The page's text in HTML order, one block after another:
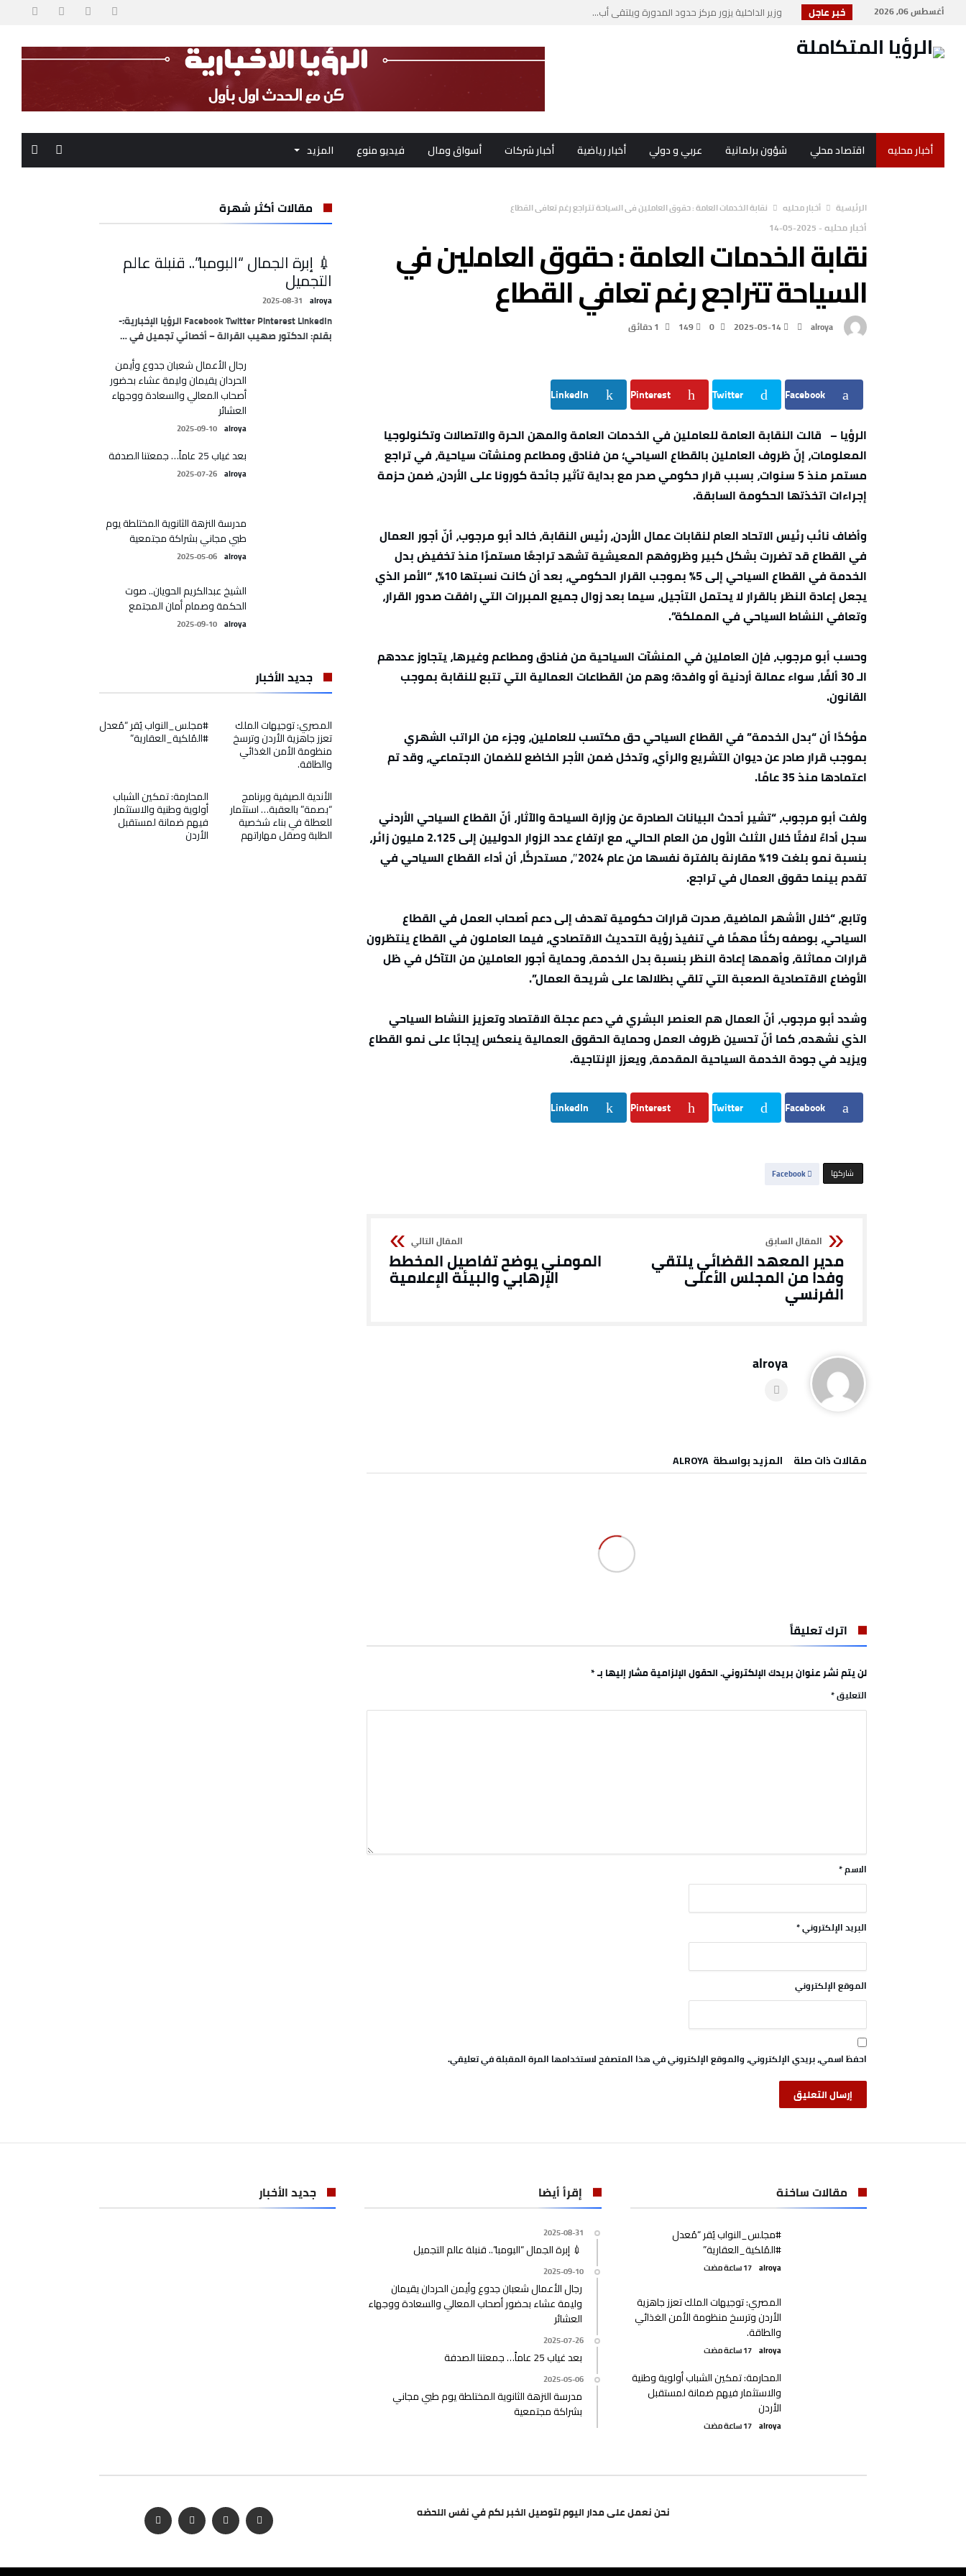
أغسطس 06, 2026 خبر عاجل
وزير الداخلية يزور مركز حدود المدورة ويلتقي أب...
أخبار محليه اقتصاد محلي شؤون برلمانية عربي و دولي أخبار رياضية أخبار شركات أسواق ومال فيديو منوع المزيد
‫الرئيسية‬ أخبار محليه نقابة الخدمات العامة : حقوق العاملين في السياحة تتراجع رغم تعافي القطاع
أخبار محليه-
2025-05-14
نقابة الخدمات العامة : حقوق العاملين في
السياحة تتراجع رغم تعافي القطاع
alroya
2025-05-14
149 1 ‫دقائق‬
Facebook
Twitter
Pinterest
LinkedIn
الرؤيا – قالت النقابة العامة للعاملين في الخدمات العامة والمهن الحرة والاتصالات وتكنولوجيا
المعلومات، إنّ ظروف العاملين بالقطاع السياحي؛ من فنادق ومطاعم ومنشآت سياحية، في تراجع
مستمر منذ 5 سنوات، بسبب قرار حكومي صدر مع بداية تأثير جائحة كورونا على الأردن، ضمن حزمة
إجراءات اتخذتها الحكومة السابقة.
وأضاف نائب رئيس الاتحاد العام لنقابات عمال الأردن، رئيس النقابة، خالد أبو مرجوب، أنّ أجور العمال
في القطاع قد تضررت بشكل كبير وظروفهم المعيشية تشهد تراجعًا مستمرًا منذ تخفيض بدل
الخدمة في القطاع السياحي إلى 5% بموجب القرار الحكومي، بعد أن كانت نسبتها 10%، “الأمر الذي
يجعل إعادة النظر بالقرار لا يحتمل التأجيل، سيما بعد زوال جميع المبررات التي رافقت صدور القرار،
وتعافي النشاط السياحي في المملكة”.
وحسب أبو مرجوب، فإن العاملين في المنشآت السياحية من فنادق ومطاعم وغيرها، يتجاوز عددهم
الـ 30 ألفًا، سواء عمالة أردنية أو وافدة؛ وهم من القطاعات العمالية التي تتبع للنقابة بموجب
القانون.
مؤكدًا أن “بدل الخدمة” في القطاع السياحي حق مكتسب للعاملين، وجزء من الراتب الشهري
بموجب قرار صادر عن ديوان التشريع والرأي، وتدخل ضمن الأجر الخاضع للضمان الاجتماعي، وقد تم
اعتمادها منذ 35 عامًا.
ولفت أبو مرجوب، “تشير أحدث البيانات الصادرة عن وزارة السياحة والآثار، أنّ القطاع السياحي الأردني
سجل أداءً لافتًا خلال الثلث الأول من العام الحالي، مع ارتفاع عدد الزوار الدوليين إلى 2.125 مليون زائر،
بنسبة نمو بلغت 19% مقارنة بالفترة نفسها من عام 2024″، مستدركًا، أن أداء القطاع السياحي في
تقدم بينما حقوق العمال في تراجع.
وتابع، “خلال الأشهر الماضية، صدرت قرارات حكومية تهدف إلى دعم أصحاب العمل في القطاع
السياحي، بوصفه ركنًا مهمًا في تنفيذ رؤية التحديث الاقتصادي، فيما العاملون في القطاع ينتظرون
قرارات مماثلة، وأهمها إعادة النظر بنسبة بدل الخدمة، وحماية أجور العاملين من التآكل في ظل
الأوضاع الاقتصادية الصعبة التي تلقي بظلالها على شريحة العمال”.
وشدد أبو مرجوب، أنّ العمال هم العنصر البشري في دعم عجلة الاقتصاد وتعزيز النشاط السياحي
الذي نشهده، كما أنّ تحسين ظروف العمل وحماية الحقوق العمالية ينعكس إيجابًا على نمو القطاع
ويزيد في جودة الخدمة السياحية المقدمة، ويعزز الإنتاجية.
Facebook
Twitter
Pinterest
LinkedIn
‫‫ شاركها‬ Facebook
مدير المعهد القضائي يلتقي
وفدا من المجلس الأعلى
الفرنسي
المومني يوضح تفاصيل المخطط
الإرهابي والبيئة الإعلامية
alroya
‫مقالات ذات صلة‬ ‫‫المزيد بواسطة‬ ‬ ALROYA
اترك تعليقاً
لن يتم نشر عنوان بريدك الإلكتروني.الحقول الإلزامية مشار إليها بـ*
التعليق*
الاسم*
البريد الإلكتروني*
الموقع الإلكتروني
احفظ اسمي، بريدي الإلكتروني، والموقع الإلكتروني في هذا المتصفح لاستخدامها المرة المقبلة في تعليقي.
مقالات أكثر شهرة
💉 إبرة الجمال “البومبا”.. قنبلة عالم
التجميل
alroya
2025-08-31
Facebook Twitter Pinterest LinkedIn الرؤيا الإخبارية:-
بقلم: الدكتور صهيب القرالة – أخصائي تجميل في …
رجال الأعمال شعبان جدوع وأيمن
الحردان يقيمان وليمة عشاء بحضور
أصحاب المعالي والسعادة ووجهاء
العشائر
alroya
2025-09-10
بعد غياب 25 عاماً… جمعتنا الصدفة
alroya
2025-07-26
مدرسة النزهة الثانوية المختلطة يوم
طبي مجاني بشراكة مجتمعية
alroya
2025-05-06
الشيخ عبدالكريم الحويان.. صوت
الحكمة وصمام أمان المجتمع
alroya
2025-09-10
جديد الأخبار
#مجلس_النواب يُقر “مُعدل
#المُلكية_العقارية”
المصري: توجيهات الملك
تعزز جاهزية الأردن وترسخ
منظومة الأمن الغذائي
والطاقة.
المحارمة: تمكين الشباب
أولوية وطنية والاستثمار
فيهم ضمانة لمستقبل
الأردن
الأندية الصيفية وبرنامج
“بصمة” بالعقبة… استثمار
للعطلة في بناء شخصية
الطلبة وصقل مهاراتهم
مقالات ساخنة
#مجلس_النواب يُقر “مُعدل
#المُلكية_العقارية”
alroya
المصري: توجيهات الملك تعزز جاهزية
الأردن وترسخ منظومة الأمن الغذائي
والطاقة.
alroya
المحارمة: تمكين الشباب أولوية وطنية
والاستثمار فيهم ضمانة لمستقبل
الأردن
alroya
إقرأ أيضا
2025-08-31
💉 إبرة الجمال “البومبا”.. قنبلة عالم التجميل
2025-09-10
رجال الأعمال شعبان جدوع وأيمن الحردان يقيمان
وليمة عشاء بحضور أصحاب المعالي والسعادة ووجهاء
العشائر
2025-07-26
بعد غياب 25 عاماً… جمعتنا الصدفة
2025-05-06
مدرسة النزهة الثانوية المختلطة يوم طبي مجاني
بشراكة مجتمعية
جديد الأخبار
نحن نعمل على مدار اليوم لتوصيل الخبر لكم في نفس اللحضه